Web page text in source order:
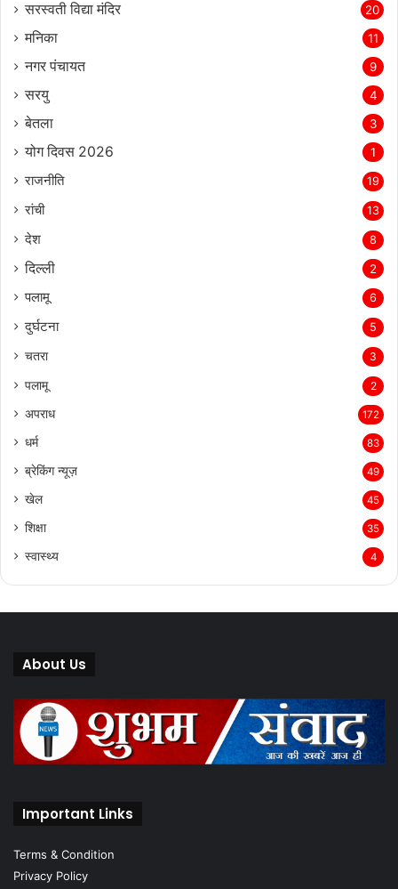
सरस्‍वती विद्या मंदिर 20
मनिका 11
नगर पंचायत 9
सरयु 4
बेतला 3
योग दिवस 2026 1
राजनीति 19
रांची 13
देश 8
दिल्‍ली 2
पलामू 6
दुर्घटना 5
चतरा 3
पलामू 2
अपराध 172
धर्म 83
ब्रेकिंग न्यूज़ 49
खेल 45
शिक्षा 35
स्वास्थ्य 4
About Us
Important Links
Terms & Condition
Privacy Policy